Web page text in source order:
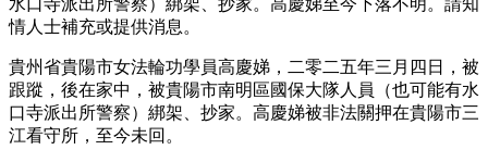
情人士補充或提供消息。
貴州省貴陽市女法輪功學員高慶娣，二零二五年三月四日，被
跟蹤，後在家中，被貴陽市南明區國保大隊人員（也可能有水
口寺派出所警察）綁架、抄家。高慶娣被非法關押在貴陽市三
江看守所，至今未回。